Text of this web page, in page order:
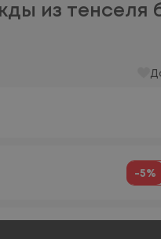
из тенселя
-5%